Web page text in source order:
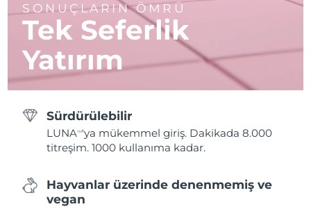
SONUÇLARIN ÖMRÜ
Tek Seferlik
Yatırım
Sürdürülebilir
LUNATM 'ya mükemmel giriş. Dakikada 8.000
titreşim. 1000 kullanıma kadar.
Hayvanlar üzerinde denenmemiş ve
vegan